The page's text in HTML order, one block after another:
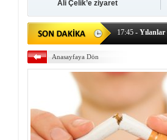
Ali Çelik’e ziyaret
17:45 - Yılanlar
17:43- Hakkari
17:37- Başkan
-
- Dağcı
17:30-
17:27 -
19:22- Cennet-
Anasayfaya Dön